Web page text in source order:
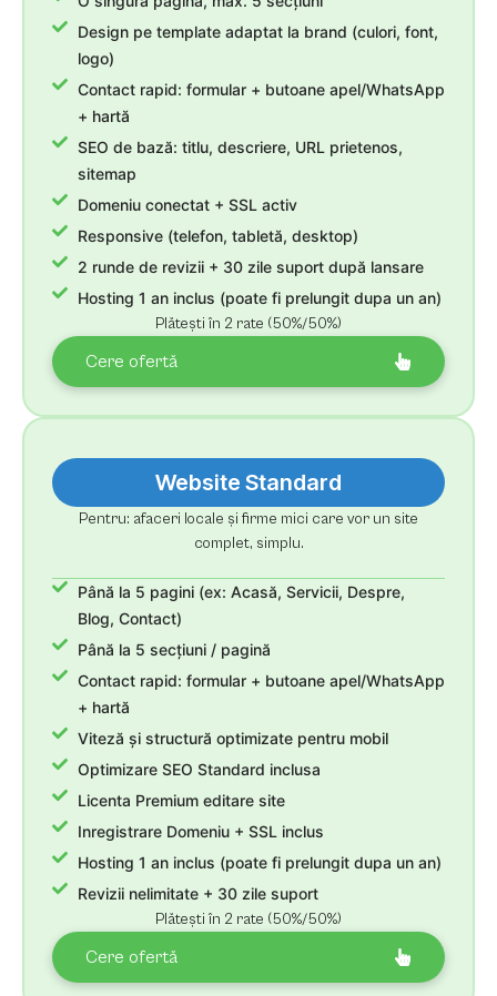
Design pe template adaptat la brand (culori, font,
logo)
Contact rapid: formular + butoane apel/WhatsApp
+ hartă
SEO de bază: titlu, descriere, URL prietenos,
sitemap
Domeniu conectat + SSL activ
Responsive (telefon, tabletă, desktop)
2 runde de revizii + 30 zile suport după lansare
Hosting 1 an inclus (poate fi prelungit dupa un an)
Plătești în 2 rate (50%/50%)
Cere ofertă
Website Standard
Pentru: afaceri locale și firme mici care vor un site
complet, simplu.
Până la 5 pagini (ex: Acasă, Servicii, Despre,
Blog, Contact)
Până la 5 secțiuni / pagină
Contact rapid: formular + butoane apel/WhatsApp
+ hartă
Viteză și structură optimizate pentru mobil
Optimizare SEO Standard inclusa
Licenta Premium editare site
Inregistrare Domeniu + SSL inclus
Hosting 1 an inclus (poate fi prelungit dupa un an)
Revizii nelimitate + 30 zile suport
Plătești în 2 rate (50%/50%)
Cere ofertă